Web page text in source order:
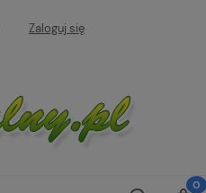
Zaloguj się